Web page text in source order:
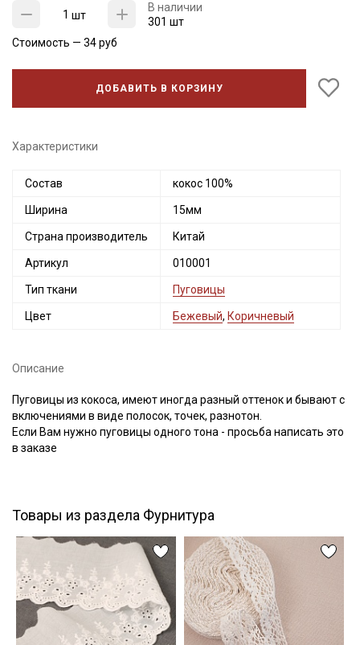
шт
В наличии
301 шт
Стоимость — 34руб
ДОБАВИТЬ В КОРЗИНУ
Характеристики
Состав кокос 100%
Ширина 15мм
Страна производитель Китай
Артикул 010001
Тип ткани Пуговицы
Цвет Бежевый, Коричневый
Описание
Пуговицы из кокоса, имеют иногда разный оттенок и бывают с
включениями в виде полосок, точек, разнотон.
Если Вам нужно пуговицы одного тона - просьба написать это
в заказе
Товары из раздела Фурнитура
Секретная рассылка от Купава
Мы публикуем здесь дополнительные
промокоды и скидки до 30% на узкие
категории тканей
Электронная почта
Ознакомлен(а) сПолитикой обработки персональных
данныхи даюСогласие на обработку персональных
данных